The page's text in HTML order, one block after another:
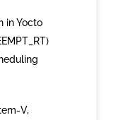
in Yocto
V,